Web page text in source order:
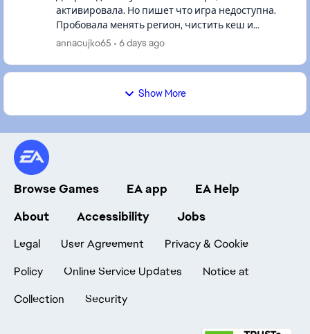
активировала. Но пишет что игра недоступна.
Пробовала менять регион, чистить кеш и
перезагружать компьютер. Ничего не помогает.
annacujko65 6 days ago
Show More
Browse Games EA app
EA Help
About
Accessibility Jobs
Legal User Agreement
Privacy & Cookie
Policy
Online Service Updates
Notice at
Collection
Security